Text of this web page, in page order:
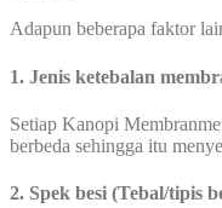
Adapun beberapa faktor
1. Jenis ketebalan
Setiap Kanopi
berbeda sehingga itu
2. Spek besi (Tebal/tipis